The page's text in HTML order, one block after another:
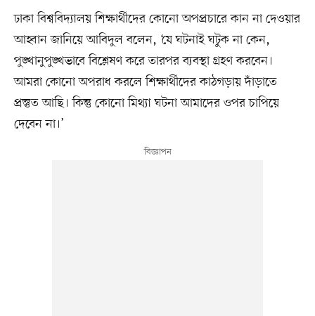
ঢাকা বিশ্ববিদ্যালয় শিক্ষার্থীদের কোনো অপপ্রচারে কান না দেওয়ার
আহ্বান জানিয়ে আবিদুল বলেন, ‘যে ঘটনাই ঘটুক না কেন,
পুঙ্খানুপুঙ্খভাবে বিশ্লেষণ করে তারপর ব্যবস্থা গ্রহণ করবেন।
আমরা কোনো অপরাধ করলে শিক্ষার্থীদের কাঠগড়ায় দাঁড়াতে
প্রস্তুত আছি। কিন্তু কোনো মিথ্যা ঘটনা আমাদের ওপর চাপিয়ে
দেবেন না।’